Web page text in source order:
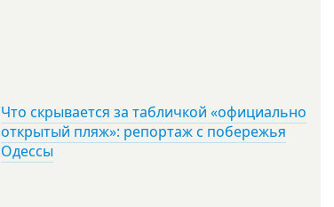
Что скрывается за табличкой «официально
открытый пляж»: репортаж с побережья
Одессы